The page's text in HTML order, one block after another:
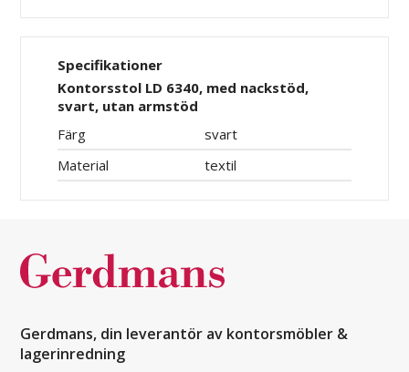
Specifikationer
Kontorsstol LD 6340, med nackstöd,
svart, utan armstöd
Färg
svart
Material
textil
Gerdmans, din leverantör av kontorsmöbler &
lagerinredning